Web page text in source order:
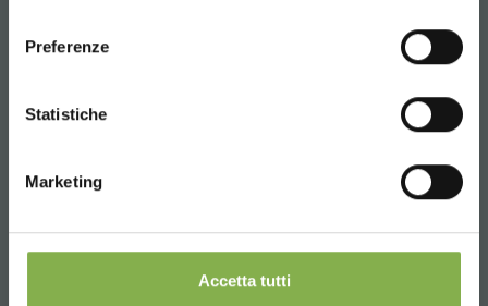
Preferenze
Statistiche
Marketing
Accetta tutti
DIENSTLEISTUNGEN
der Registrierung die Option Newsletter)
berechnen sich exklusive Verpackung und